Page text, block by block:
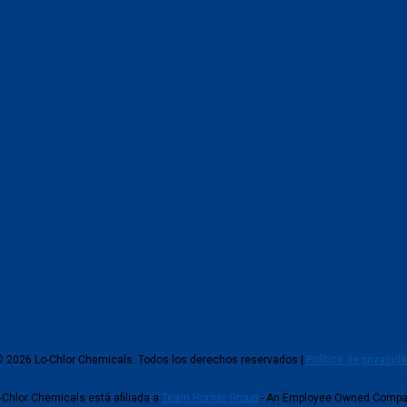
2026 Lo-Chlor Chemicals. Todos los derechos reservados | Política de
Chlor Chemicals está afiliada a Team Horner Group - An Employee Owned